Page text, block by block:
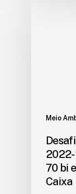
Meio
70 bi
Caixa